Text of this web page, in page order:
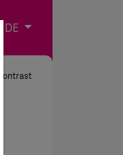
DE Sprache wählen
Kontrast